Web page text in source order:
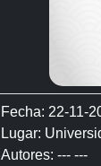
Fecha: 22-11-
Lugar:
Autores: --- ---